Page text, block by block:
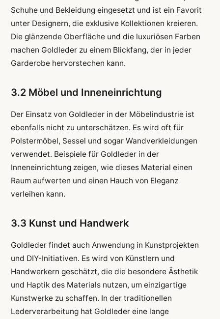
Schuhe und Bekleidung eingesetzt und ist ein Favorit
unter Designern, die exklusive Kollektionen kreieren.
Die glänzende Oberfläche und die luxuriösen Farben
machen Goldleder zu einem Blickfang, der in jeder
Garderobe hervorstechen kann.
3.2 Möbel und Inneneinrichtung
Der Einsatz von Goldleder in der Möbelindustrie ist
ebenfalls nicht zu unterschätzen. Es wird oft für
Polstermöbel, Sessel und sogar Wandverkleidungen
verwendet. Beispiele für Goldleder in der
Inneneinrichtung zeigen, wie dieses Material einen
Raum aufwerten und einen Hauch von Eleganz
verleihen kann.
3.3 Kunst und Handwerk
Goldleder findet auch Anwendung in Kunstprojekten
und DIY-Initiativen. Es wird von Künstlern und
Handwerkern geschätzt, die die besondere Ästhetik
und Haptik des Materials nutzen, um einzigartige
Kunstwerke zu schaffen. In der traditionellen
Lederverarbeitung hat Goldleder eine lange